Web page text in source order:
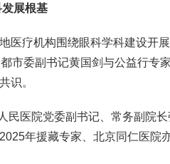
展根基
医疗机构围绕眼科学科建设开
市委副书记黄国剑与公益行专
识。
民医院党委副书记、常务副院
年援藏专家、北京同仁医院